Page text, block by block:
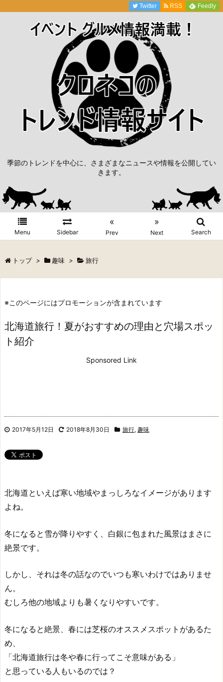
季節のトレンドを中心に、さまざまなニュースや情報を公開してい
きます。
Menu Sidebar
«
Prev
»
Next Search
Twitter RSS Feedly
トップ > 趣味 > 旅行
※このページにはプロモーションが含まれています
北海道旅行！夏がおすすめの理由と穴場スポッ
ト紹介
Sponsored Link
2017年5月12日 2018年8月30日 旅行, 趣味
北海道といえば寒い地域やまっしろなイメージがあります
よね。
冬になると雪が降りやすく、白銀に包まれた風景はまさに
絶景です。
しかし、それは冬の話なのでいつも寒いわけではありませ
ん。
むしろ他の地域よりも暑くなりやすいです。
冬になると絶景、春には芝桜のオススメスポットがあるた
め、
「北海道旅行は冬や春に行ってこそ意味がある」
と思っている人もいるのでは？